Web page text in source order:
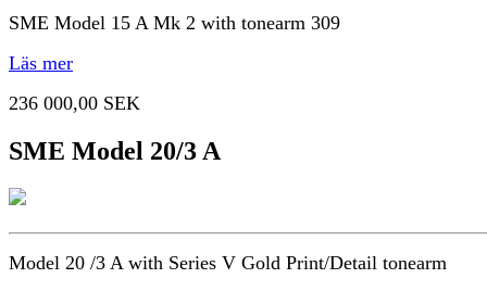
SME Model 15 A Mk 2 with tonearm 309
Läs mer
236 000,00 SEK
SME Model 20/3 A
Model 20 /3 A with Series V Gold Print/Detail tonearm